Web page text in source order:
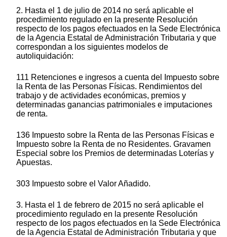
2. Hasta el 1 de julio de 2014 no será aplicable el
procedimiento regulado en la presente Resolución
respecto de los pagos efectuados en la Sede Electrónica
de la Agencia Estatal de Administración Tributaria y que
correspondan a los siguientes modelos de
autoliquidación:
111 Retenciones e ingresos a cuenta del Impuesto sobre
la Renta de las Personas Físicas. Rendimientos del
trabajo y de actividades económicas, premios y
determinadas ganancias patrimoniales e imputaciones
de renta.
136 Impuesto sobre la Renta de las Personas Físicas e
Impuesto sobre la Renta de no Residentes. Gravamen
Especial sobre los Premios de determinadas Loterías y
Apuestas.
303 Impuesto sobre el Valor Añadido.
3. Hasta el 1 de febrero de 2015 no será aplicable el
procedimiento regulado en la presente Resolución
respecto de los pagos efectuados en la Sede Electrónica
de la Agencia Estatal de Administración Tributaria y que